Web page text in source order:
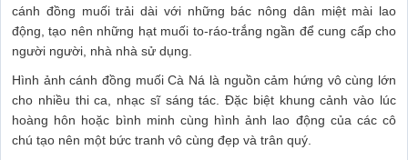
cánh đồng muối trải dài với những bác nông dân miệt mài lao
động, tạo nên những hạt muối to-ráo-trắng ngần để cung cấp cho
người người, nhà nhà sử dụng.
Hình ảnh cánh đồng muối Cà Ná là nguồn cảm hứng vô cùng lớn
cho nhiều thi ca, nhạc sĩ sáng tác. Đặc biệt khung cảnh vào lúc
hoàng hôn hoặc bình minh cùng hình ảnh lao động của các cô
chú tạo nên một bức tranh vô cùng đẹp và trân quý.